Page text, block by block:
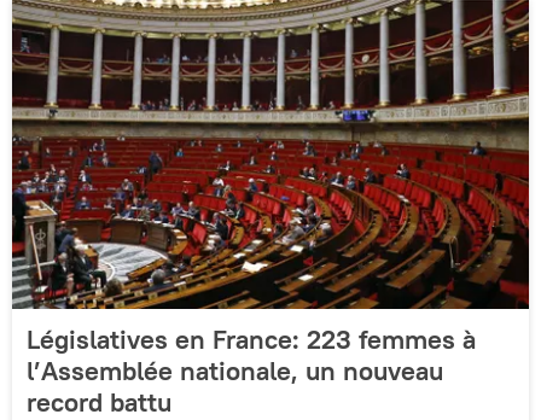
Législatives en France: 223 femmes à
l’Assemblée nationale, un nouveau
record battu